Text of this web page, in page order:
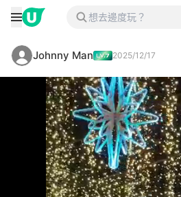
Johnny Man 2025/12/17